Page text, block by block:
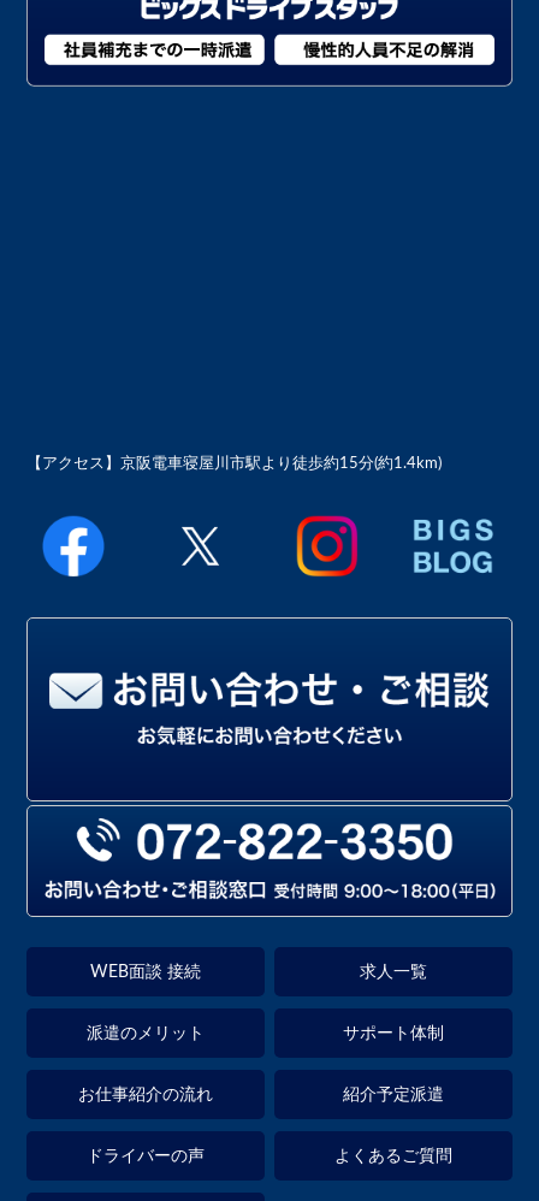
【アクセス】京阪電車寝屋川市駅より徒歩約15分(約1.4km)
WEB面談 接続 求人一覧
派遣のメリット サポート体制
お仕事紹介の流れ 紹介予定派遣
ドライバーの声 よくあるご質問